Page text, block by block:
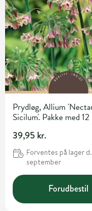
Prydløg, Allium
Sicilum'. Pakke med
39,95 kr.
Forventes på lager d.
september
Forudbestil